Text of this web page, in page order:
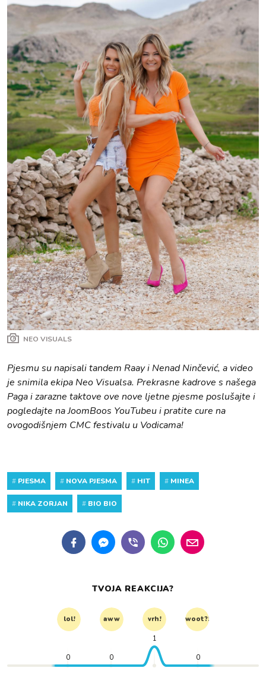
NEO VISUALS
Pjesmu su napisali tandem Raay i Nenad Ninčević, a video
je snimila ekipa Neo Visualsa. Prekrasne kadrove s našega
Paga i zarazne taktove ove nove ljetne pjesme poslušajte i
pogledajte na JoomBoos YouTubeu i pratite cure na
ovogodišnjem CMC festivalu u Vodicama!
# PJESMA # NOVA PJESMA # HIT # MINEA
# NIKA ZORJAN # BIO BIO
TVOJA REAKCIJA?
lol! aww vrh! woot?!
0 0
1
0